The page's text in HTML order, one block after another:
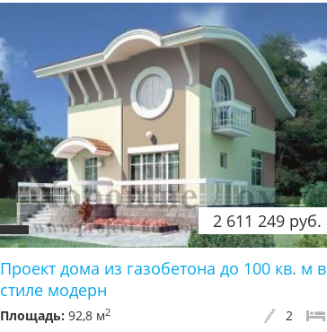
2 611 249 руб.
Проект дома из газобетона до 100 кв. м в
стиле модерн
Площадь: 92,8 м2 2